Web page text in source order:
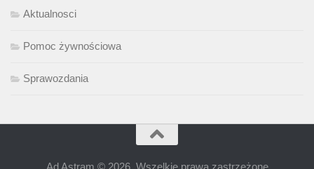
Aktualnosci
Pomoc żywnościowa
Sprawozdania
Ad Astram © 2026. Wszelkie prawa zastrzeżone